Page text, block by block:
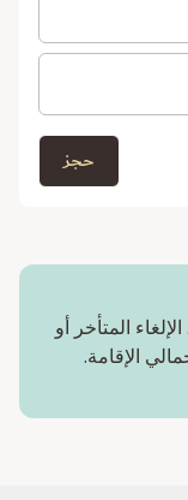
حجز
الإلغاء المتأخر أو